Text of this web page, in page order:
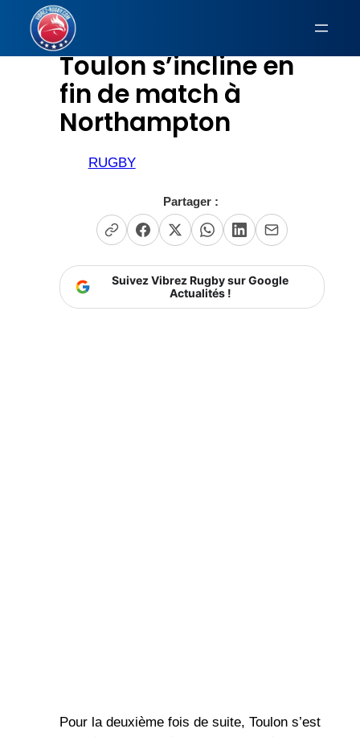
Aller
contenu Toulon s’incline en
fin de match à
Northampton
RUGBY
Partager :
Suivez Vibrez Rugby sur Google
Actualités !
Pour la deuxième fois de suite, Toulon s’est